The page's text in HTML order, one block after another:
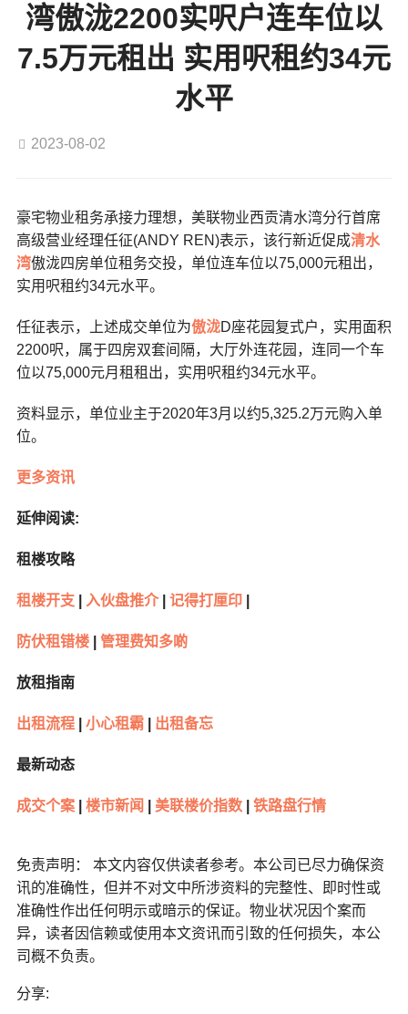
湾傲泷2200实呎户连车位以
7.5万元租出 实用呎租约34元
水平
2023-08-02
豪宅物业租务承接力理想，美联物业西贡清水湾分行首席
高级营业经理任征(ANDY REN)表示，该行新近促成清水
湾傲泷四房单位租务交投，单位连车位以75,000元租出，
实用呎租约34元水平。
任征表示，上述成交单位为傲泷D座花园复式户，实用面积
2200呎，属于四房双套间隔，大厅外连花园，连同一个车
位以75,000元月租租出，实用呎租约34元水平。
资料显示，单位业主于2020年3月以约5,325.2万元购入单
位。
更多资讯
延伸阅读:
租楼攻略
租楼开支 入伙盘推介 记得打厘印
防伏租错楼 管理费知多啲
放租指南
出租流程| 小心租霸 出租备忘
最新动态
成交个案 楼市新闻 美联楼价指数 铁路盘行情
免责声明： 本文内容仅供读者参考。本公司已尽力确保资
讯的准确性，但并不对文中所涉资料的完整性、即时性或
准确性作出任何明示或暗示的保证。物业状况因个案而
异，读者因信赖或使用本文资讯而引致的任何损失，本公
司概不负责。
分享: